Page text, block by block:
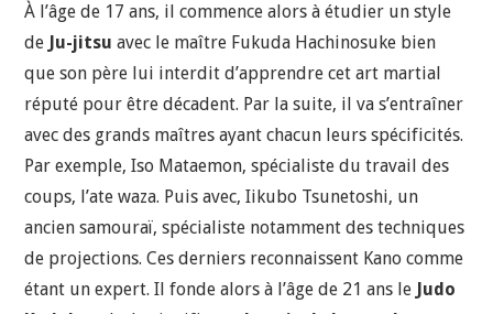
À l’âge de 17 ans, il commence alors à étudier un style
de Ju-jitsu avec le maître Fukuda Hachinosuke bien
que son père lui interdit d’apprendre cet art martial
réputé pour être décadent. Par la suite, il va s’entraîner
avec des grands maîtres ayant chacun leurs spécificités.
Par exemple, Iso Mataemon, spécialiste du travail des
coups, l’ate waza. Puis avec, Iikubo Tsunetoshi, un
ancien samouraï, spécialiste notamment des techniques
de projections. Ces derniers reconnaissent Kano comme
étant un expert. Il fonde alors à l’âge de 21 ans le Judo